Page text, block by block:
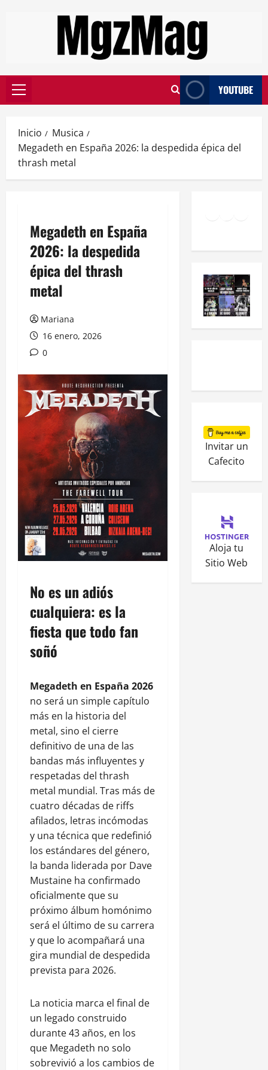
YOUTUBE
Inicio
Musica
Megadeth en España 2026: la despedida épica del
thrash metal
Megadeth en España
2026: la despedida
épica del thrash
metal
Mariana
16 enero, 2026
0
No es un adiós
cualquiera: es la
fiesta que todo fan
soñó
Megadeth en España 2026
no será un simple capítulo
más en la historia del
metal, sino el cierre
definitivo de una de las
bandas más influyentes y
respetadas del thrash
metal mundial. Tras más de
cuatro décadas de riffs
afilados, letras incómodas
y una técnica que redefinió
los estándares del género,
la banda liderada por Dave
Mustaine ha confirmado
oficialmente que su
próximo álbum homónimo
será el último de su carrera
y que lo acompañará una
gira mundial de despedida
prevista para 2026.
La noticia marca el final de
un legado construido
durante 43 años, en los
que Megadeth no solo
sobrevivió a los cambios de
Invitar un
Cafecito
Aloja tu
Sitio Web